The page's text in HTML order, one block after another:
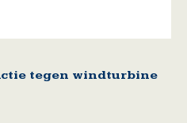
tegen windturbine